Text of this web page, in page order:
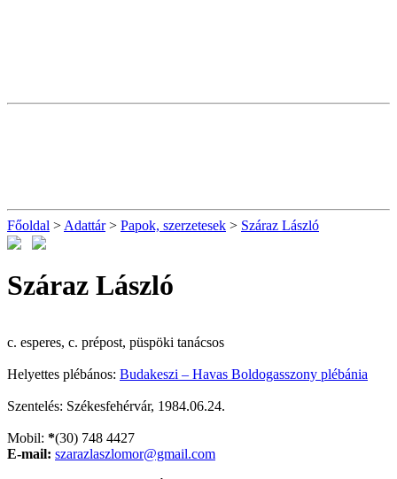
Főoldal > Adattár> Papok, szerzetesek > Száraz László
Száraz László
c. esperes, c. prépost, püspöki tanácsos
Helyettes plébános: Budakeszi – Havas Boldogasszony plébánia
Szentelés: Székesfehérvár, 1984.06.24.
Mobil: *(30) 748 4427
E-mail: szarazlaszlomor@gmail.com